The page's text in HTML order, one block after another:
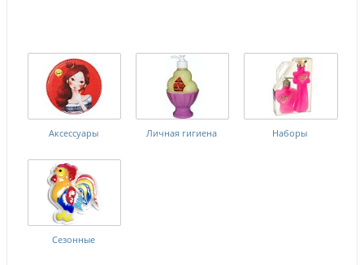
Аксессуары Личная гигиена Наборы
Сезонные